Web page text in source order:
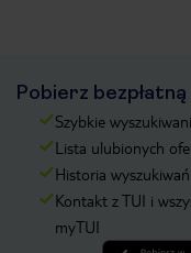
Pobierz bezpłatną
Szybkie
Lista ulubionych
Historia
Kontakt z TUI i
myTUI